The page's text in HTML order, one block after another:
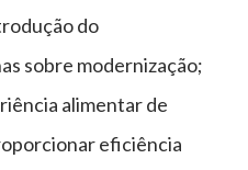
do
sobre modernização;
alimentar de
eficiência